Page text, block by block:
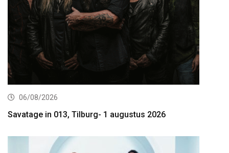
06/08/2026
Savatage in 013, Tilburg- 1 augustus 2026